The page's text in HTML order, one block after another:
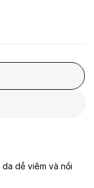
dễ viêm và nổi